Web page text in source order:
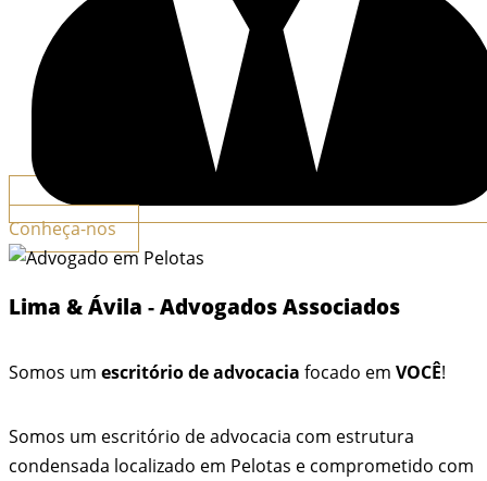
Conheça-nos
Lima & Ávila - Advogados Associados
Somos um escritório de advocacia focado em VOCÊ!
Somos um escritório de advocacia com estrutura
condensada localizado em Pelotas e comprometido com